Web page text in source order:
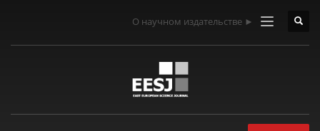
О научном издательстве ►